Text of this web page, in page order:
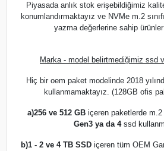
Piyasada anlık stok erişebildiğimiz
konumlandırmaktayız ve NVMe m.2
yazma değerlerine sahip
Marka - model belirtmediğimiz ssd
Hiç bir oem paket modelinde 2018
kullanmamaktayız. (128GB ofis
a)256 ve 512 GB içeren paketlerde
Gen3 ya da 4ssd
b)1 - 2 ve 4 TB SSD içeren tüm OEM